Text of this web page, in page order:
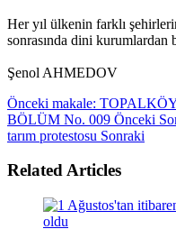
Her yıl ülkenin farklı
sonrasında dini kurumlardan
Şenol AHMEDOV
Önceki makale:
BÖLÜM No. 009 Önceki
tarım protestosu Sonraki
Related Articles